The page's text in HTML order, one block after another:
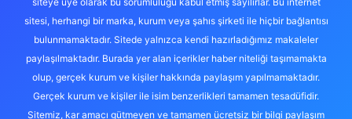
sitesi, herhangi bir marka, kurum veya şahıs şirketi ile hiçbir bağlantısı
bulunmamaktadır. Sitede yalnızca kendi hazırladığımız makaleler
paylaşılmaktadır. Burada yer alan içerikler haber niteliği taşımamakta
olup, gerçek kurum ve kişiler hakkında paylaşım yapılmamaktadır.
Gerçek kurum ve kişiler ile isim benzerlikleri tamamen tesadüfidir.
Sitemiz, kar amacı gütmeyen ve tamamen ücretsiz bir bilgi paylaşım